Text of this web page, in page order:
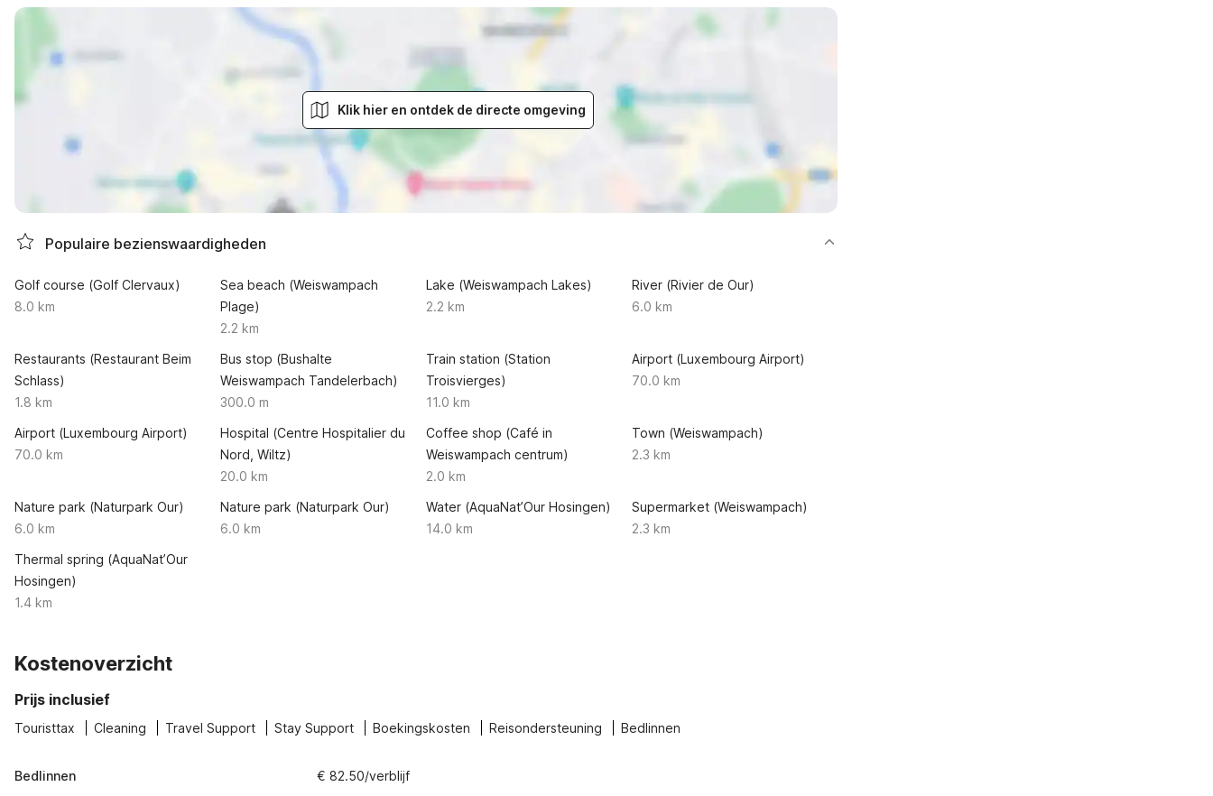
Klik hier en ontdek de directe omgeving
Populaire bezienswaardigheden
Golf course (Golf Clervaux)
8.0 km
Sea beach (Weiswampach
Plage)
2.2 km
Lake (Weiswampach Lakes)
2.2 km
River (Rivier de Our)
6.0 km
Restaurants (Restaurant Beim
Schlass)
1.8 km
Bus stop (Bushalte
Weiswampach Tandelerbach)
300.0 m
Train station (Station
Troisvierges)
11.0 km
Airport (Luxembourg Airport)
70.0 km
Airport (Luxembourg Airport)
70.0 km
Hospital (Centre Hospitalier du
Nord, Wiltz)
20.0 km
Coffee shop (Café in
Weiswampach centrum)
2.0 km
Town (Weiswampach)
2.3 km
Nature park (Naturpark Our)
6.0 km
Nature park (Naturpark Our)
6.0 km
Water (AquaNat’Our Hosingen)
14.0 km
Supermarket (Weiswampach)
2.3 km
Thermal spring (AquaNat’Our
Hosingen)
1.4 km
Kostenoverzicht
Prijs inclusief
Touristtax Cleaning Travel Support Stay Support Boekingskosten Reisondersteuning Bedlinnen
Bedlinnen
€ 82.50/verblijf